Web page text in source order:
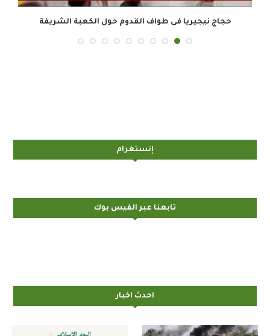
حجاج نيجيريا فى طواف القدوم حول الكعبة الشريفة
إنستغرام
تابعنا عبر الفيس بوك
احدث اخبار